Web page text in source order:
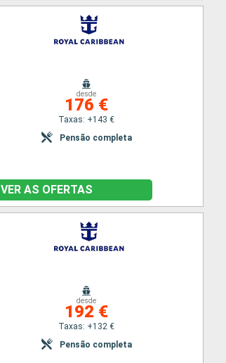
desde
176 €
Taxas: +143 €
Pensão completa
VER AS OFERTAS
desde
192 €
Taxas: +132 €
Pensão completa